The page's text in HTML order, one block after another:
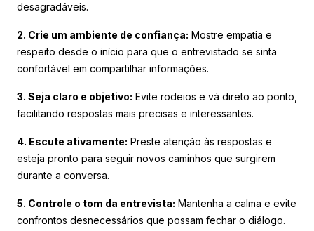
desagradáveis.
2. Crie um ambiente de confiança: Mostre empatia e
respeito desde o início para que o entrevistado se sinta
confortável em compartilhar informações.
3. Seja claro e objetivo: Evite rodeios e vá direto ao ponto,
facilitando respostas mais precisas e interessantes.
4. Escute ativamente: Preste atenção às respostas e
esteja pronto para seguir novos caminhos que surgirem
durante a conversa.
5. Controle o tom da entrevista: Mantenha a calma e evite
confrontos desnecessários que possam fechar o diálogo.